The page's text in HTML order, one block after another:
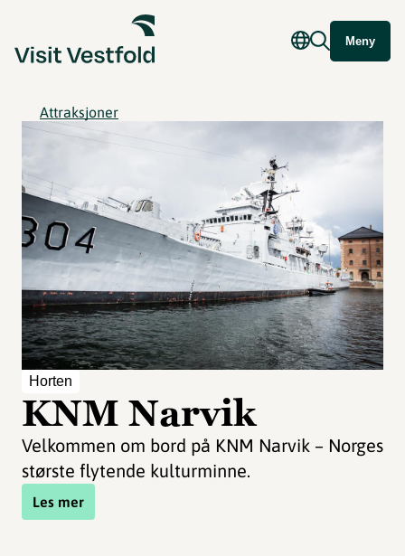
Meny
Attraksjoner
Horten
KNM Narvik
Velkommen om bord på KNM Narvik – Norges
største flytende kulturminne.
Les mer